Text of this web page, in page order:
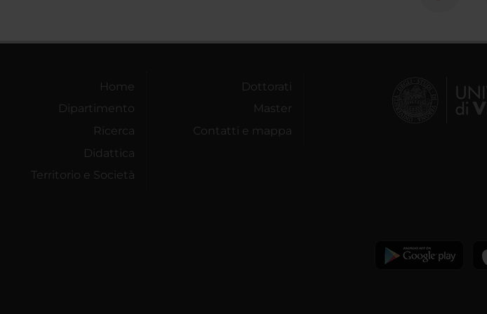
Home
Dipartimento
Ricerca
Didattica
Territorio e Società
Dottorati
Master
Contatti e mappa